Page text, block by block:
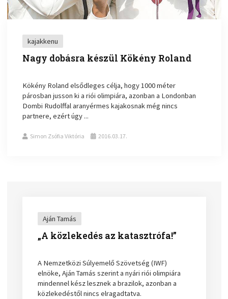
kajakkenu
Nagy dobásra készül Kökény Roland
Kökény Roland elsődleges célja, hogy 1000 méter
párosban jusson ki a riói olimpiára, azonban a Londonban
Dombi Rudolffal aranyérmes kajakosnak még nincs
partnere, ezért úgy ...
Simon Zsófia Viktória 2016.03.17.
Aján Tamás
„A közlekedés az katasztrófa!”
A Nemzetközi Súlyemelő Szövetség (IWF)
elnöke, Aján Tamás szerint a nyári riói olimpiára
mindennel kész lesznek a brazilok, azonban a
közlekedéstől nincs elragadtatva.